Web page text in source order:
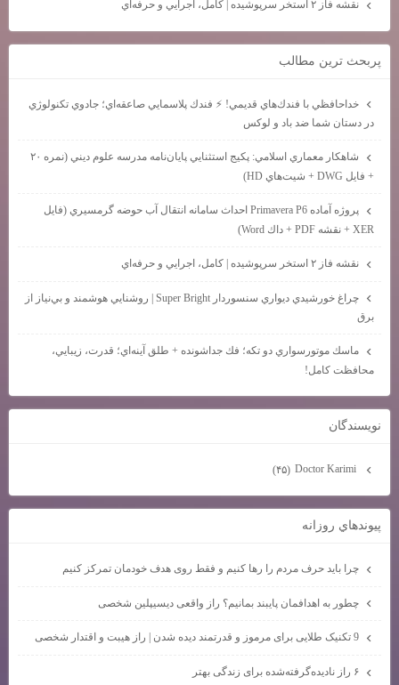
نقشه فاز ۲ استخر سرپوشيده | كامل، اجرايي و حرفه‌اي
پربحث ترين مطالب
خداحافظي با فندك‌هاي قديمي! ⚡ فندك پلاسمايي صاعقه‌اي؛ جادوي تكنولوژي
در دستان شما ضد باد و لوكس
شاهكار معماري اسلامي: پكيج استثنايي پايان‌نامه مدرسه علوم ديني (نمره ۲۰
+ فايل DWG + شيت‌هاي HD)
پروژه آماده Primavera P6 احداث سامانه انتقال آب حوضه گرمسيري (فايل
XER + نقشه PDF + داك Word)
نقشه فاز ۲ استخر سرپوشيده | كامل، اجرايي و حرفه‌اي
چراغ خورشيدي ديواري سنسوردار Super Bright | روشنايي هوشمند و بي‌نياز از
برق
ماسك موتورسواري دو تكه؛ فك جداشونده + طلق آينه‌اي؛ قدرت، زيبايي،
محافظت كامل!
نويسندگان
(۴۵)
پيوندهاي روزانه
چرا باید حرف مردم را رها کنیم و فقط روی هدف خودمان تمرکز کنیم
چطور به اهدافمان پایبند بمانیم؟ راز واقعی دیسیپلین شخصی